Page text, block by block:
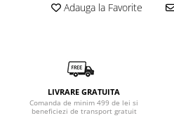
Adauga la Favorite
LIVRARE GRATUITA
Comanda de minim 499 de lei si
beneficiezi de transport gratuit